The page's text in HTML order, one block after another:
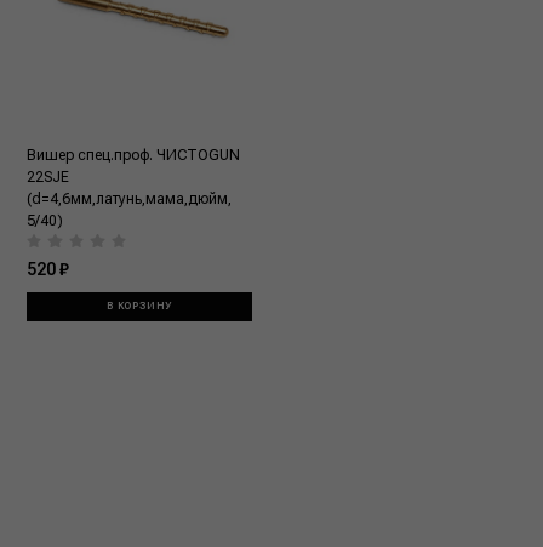
Вишер спец.проф. ЧИСТОGUN
22SJE
(d=4,6мм,латунь,мама,дюйм,
5/40)
520 ₽
В КОРЗИНУ